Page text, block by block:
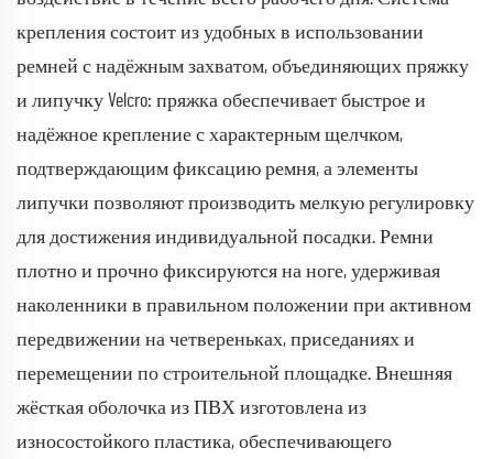
крепления состоит из удобных в использовании
ремней с надёжным захватом, объединяющих пряжку
и липучку Velcro: пряжка обеспечивает быстрое и
надёжное крепление с характерным щелчком,
подтверждающим фиксацию ремня, а элементы
липучки позволяют производить мелкую регулировку
для достижения индивидуальной посадки. Ремни
плотно и прочно фиксируются на ноге, удерживая
наколенники в правильном положении при активном
передвижении на четвереньках, приседаниях и
перемещении по строительной площадке. Внешняя
жёсткая оболочка из ПВХ изготовлена из
износостойкого пластика, обеспечивающего